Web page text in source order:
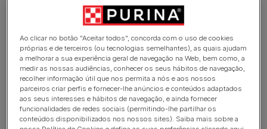
precisar de ajuda o centro de abrigo poderá também
recomendar-lhe um treinador profissional.
Deve colocar uma chapinha identificadora na coleira
do seu cão, que deve utilizá-la sempre que estiver
num local público. É também legalmente obrigatório
colocar um micro-chip, cuja colocação é feita pelo
seu veterinário.
Ao clicar no botão "Aceitar todos", concorda com o uso de cookies
próprias e de terceiros (ou tecnologias semelhantes), as quais ajudam
a melhorar a sua experiência geral de navegação na Web, bem como, a
medir as nossas audiências, conhecer os seus hábitos de navegação,
recolher informação útil que nos permita a nós e aos nossos
parceiros criar perfis e fornecer-lhe anúncios e conteúdos adaptados
aos seus interesses e hábitos de navegação, e ainda fornecer
funcionalidades de redes sociais (permitindo-lhe partilhar os
conteúdos disponibilizados nos nossos sites). Saiba mais sobre a